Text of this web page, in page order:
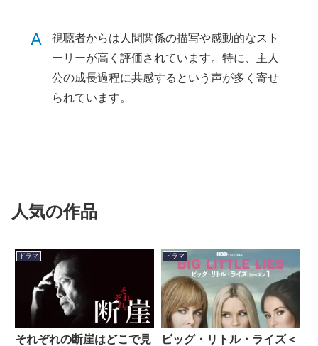
A
視聴者からは人間関係の描写や感動的なスト
ーリーが高く評価されています。特に、主人
公の成長過程に共感するという声が多く寄せ
られています。
人気の作品
ドラマ
それぞれの断崖はどこで見
ドラマ
ビッグ・リトル・ライズ＜